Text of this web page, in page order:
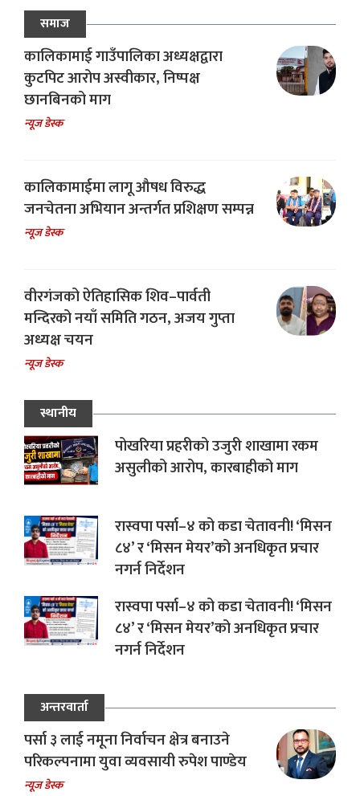
समाज
कालिकामाई गाउँपालिका अध्यक्षद्वारा
कुटपिट आरोप अस्वीकार, निष्पक्ष
छानबिनको माग
न्यूज डेस्क
कालिकामाईमा लागू औषध विरुद्ध
जनचेतना अभियान अन्तर्गत प्रशिक्षण सम्पन्न
न्यूज डेस्क
वीरगंजको ऐतिहासिक शिव–पार्वती
मन्दिरको नयाँ समिति गठन, अजय गुप्ता
अध्यक्ष चयन
न्यूज डेस्क
स्थानीय
पोखरिया प्रहरीको उजुरी शाखामा रकम
असुलीको आरोप, कारबाहीको माग
रास्वपा पर्सा–४ को कडा चेतावनी! ‘मिसन
८४’ र ‘मिसन मेयर’को अनधिकृत प्रचार
नगर्न निर्देशन
रास्वपा पर्सा–४ को कडा चेतावनी! ‘मिसन
८४’ र ‘मिसन मेयर’को अनधिकृत प्रचार
नगर्न निर्देशन
अन्तरवार्ता
पर्सा ३ लाई नमूना निर्वाचन क्षेत्र बनाउने
परिकल्पनामा युवा व्यवसायी रुपेश पाण्डेय
न्यूज डेस्क